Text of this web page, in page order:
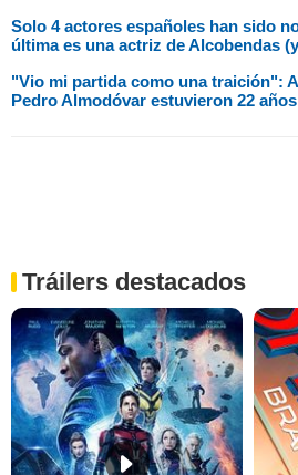
Solo 4 actores españoles han sido
última es una actriz de Alcobendas
"Vio mi partida como una traición":
Pedro Almodóvar estuvieron 22
Tráilers destacados